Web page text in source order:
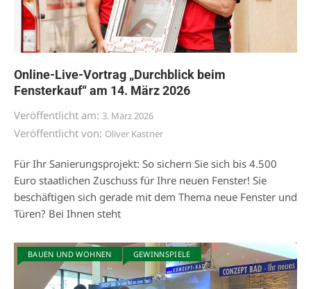
Online-Live-Vortrag „Durchblick beim
Fensterkauf“ am 14. März 2026
Veröffentlicht am: 3. März 2026
Veröffentlicht von: Oliver Kastner
Für Ihr Sanierungsprojekt: So sichern Sie sich bis 4.500
Euro staatlichen Zuschuss für Ihre neuen Fenster! Sie
beschäftigen sich gerade mit dem Thema neue Fenster und
Türen? Bei Ihnen steht
BAUEN UND WOHNEN GEWINNSPIELE